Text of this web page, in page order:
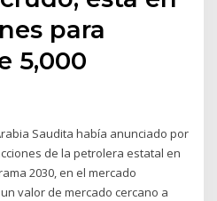
para
5,000
Saudita había anunciado por
de la petrolera estatal en
2030, en el mercado
valor de mercado cercano a